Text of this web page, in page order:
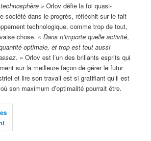
» Orlov défie la foi quasi-
société dans le progrès, réfléchit sur le fait
technologique, comme trop de tout,
chose. « Dans n’importe quelle activité,
optimale, et trop est tout aussi
» Orlov est l’un des brillants esprits qui
sur la meilleure façon de gérer le futur
et lire son travail est si gratifiant qu’il est
son maximum d’optimalité pourrait être.